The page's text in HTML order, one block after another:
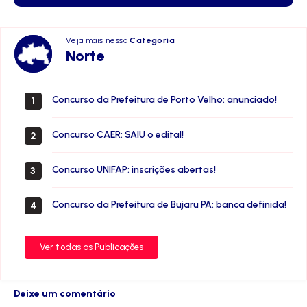
Veja mais nessaCategoria
Norte
Norte
1 Concurso da Prefeitura de Porto Velho: anunciado!
2 Concurso CAER: SAIU o edital!
3 Concurso UNIFAP: inscrições abertas!
4 Concurso da Prefeitura de Bujaru PA: banca definida!
Ver todas as Publicações
Deixe um comentário